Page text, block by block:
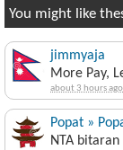
You might like
jimmyaja
More Pay,
about 3 hours ago
Popat »
NTA bitaran